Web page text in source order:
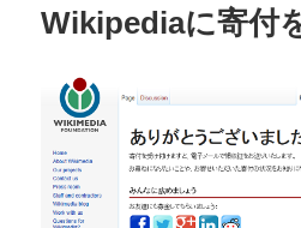
Wikipediaに寄付